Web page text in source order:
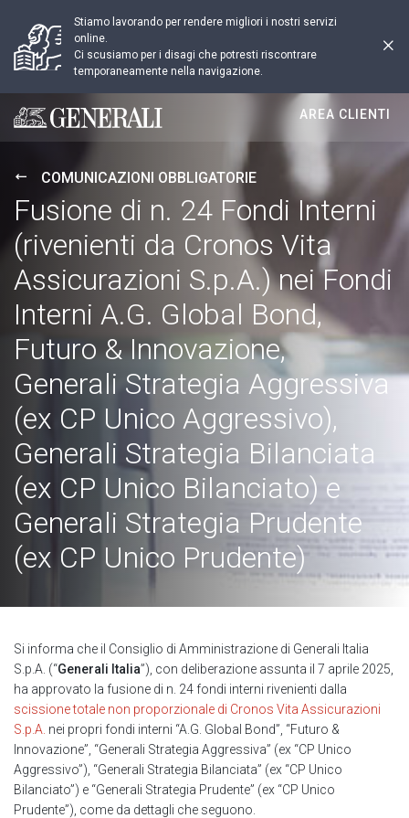
Stiamo lavorando per rendere migliori i nostri servizi
online.
Ci scusiamo per i disagi che potresti riscontrare
temporaneamente nella navigazione.
Generali logo
AREA CLIENTI
COMUNICAZIONI OBBLIGATORIE
Fusione di n. 24 Fondi Interni
(rivenienti da Cronos Vita
Assicurazioni S.p.A.) nei Fondi
Interni A.G. Global Bond,
Futuro & Innovazione,
Generali Strategia Aggressiva
(ex CP Unico Aggressivo),
Generali Strategia Bilanciata
(ex CP Unico Bilanciato) e
Generali Strategia Prudente
(ex CP Unico Prudente)
Si informa che il Consiglio di Amministrazione di Generali Italia
S.p.A. (“Generali Italia”), con deliberazione assunta il 7 aprile 2025,
ha approvato la fusione di n. 24 fondi interni rivenienti dalla
scissione totale non proporzionale di Cronos Vita Assicurazioni
S.p.A. nei propri fondi interni “A.G. Global Bond”, “Futuro &
Innovazione”, “Generali Strategia Aggressiva” (ex “CP Unico
Aggressivo”), “Generali Strategia Bilanciata” (ex “CP Unico
Bilanciato”) e “Generali Strategia Prudente” (ex “CP Unico
Prudente”), come da dettagli che seguono.